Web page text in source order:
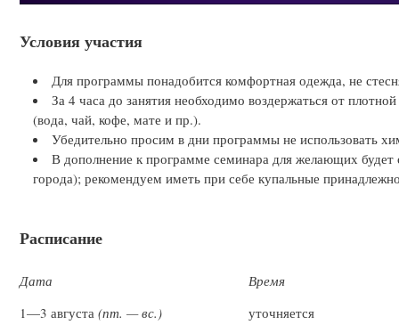
Условия участия
Для программы понадобится комфортная одежда, не
За 4 часа до занятия необходимо воздержаться от
(вода, чай, кофе, мате и пр.).
Убедительно просим в дни программы не использовать
В дополнение к программе семинара для желающих будет
города); рекомендуем иметь при себе купальные
Расписание
Дата
Время
1—3 августа (пт. — вс.) уточняется